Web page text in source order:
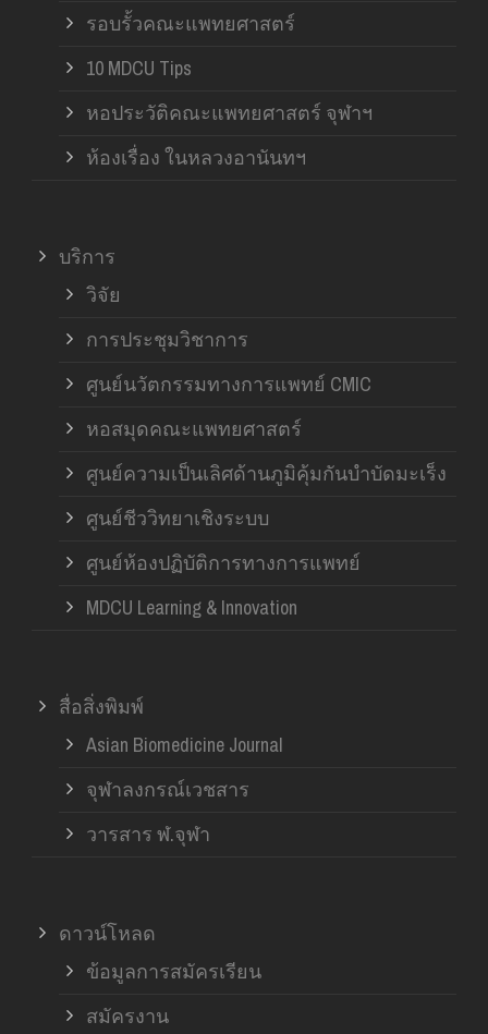
รอบรั้วคณะแพทยศาสตร์
10 MDCU Tips
หอประวัติคณะแพทยศาสตร์ จุฬาฯ
ห้องเรื่อง ในหลวงอานันทฯ
บริการ
วิจัย
การประชุมวิชาการ
ศูนย์นวัตกรรมทางการแพทย์ CMIC
หอสมุดคณะแพทยศาสตร์
ศูนย์ความเป็นเลิศด้านภูมิคุ้มกันบำบัดมะเร็ง
ศูนย์ชีววิทยาเชิงระบบ
ศูนย์ห้องปฏิบัติการทางการแพทย์
MDCU Learning & Innovation
สื่อสิ่งพิมพ์
Asian Biomedicine Journal
จุฬาลงกรณ์เวชสาร
วารสาร ฬ.จุฬา
ดาวน์โหลด
ข้อมูลการสมัครเรียน
สมัครงาน